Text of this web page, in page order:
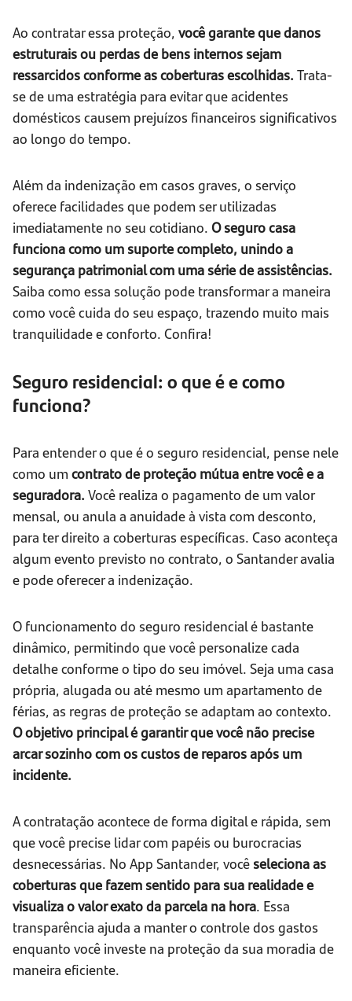
Ao contratar essa proteção, você garante que danos
estruturais ou perdas de bens internos sejam
ressarcidos conforme as coberturas escolhidas. Trata-
se de uma estratégia para evitar que acidentes
domésticos causem prejuízos financeiros significativos
ao longo do tempo.
Além da indenização em casos graves, o serviço
oferece facilidades que podem ser utilizadas
imediatamente no seu cotidiano. O seguro casa
funciona como um suporte completo, unindo a
segurança patrimonial com uma série de assistências.
Saiba como essa solução pode transformar a maneira
como você cuida do seu espaço, trazendo muito mais
tranquilidade e conforto. Confira!
Seguro residencial: o que é e como
funciona?
Para entender o que é o seguro residencial, pense nele
como um contrato de proteção mútua entre você e a
seguradora. Você realiza o pagamento de um valor
mensal, ou anula a anuidade à vista com desconto,
para ter direito a coberturas específicas. Caso aconteça
algum evento previsto no contrato, o Santander avalia
e pode oferecer a indenização.
O funcionamento do seguro residencial é bastante
dinâmico, permitindo que você personalize cada
detalhe conforme o tipo do seu imóvel. Seja uma casa
própria, alugada ou até mesmo um apartamento de
férias, as regras de proteção se adaptam ao contexto.
O objetivo principal é garantir que você não precise
arcar sozinho com os custos de reparos após um
incidente.
A contratação acontece de forma digital e rápida, sem
que você precise lidar com papéis ou burocracias
desnecessárias. No App Santander, você seleciona as
coberturas que fazem sentido para sua realidade e
visualiza o valor exato da parcela na hora. Essa
transparência ajuda a manter o controle dos gastos
enquanto você investe na proteção da sua moradia de
maneira eficiente.